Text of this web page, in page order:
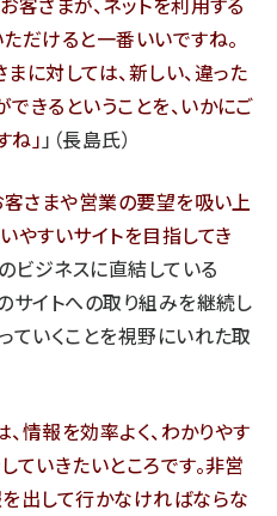
だけると一番いいですね。
に対しては、新しい、違った
きるということを、いかにご
ね 」（長島氏）
客さまや営業の要望を吸い上
やすいサイトを目指してき
ビジネスに直結している
サイトへの取り組みを継続し
ていくことを視野にいれた取
情報を効率よく、わかりやす
ていきたいところです。非営
出して行かなければならな